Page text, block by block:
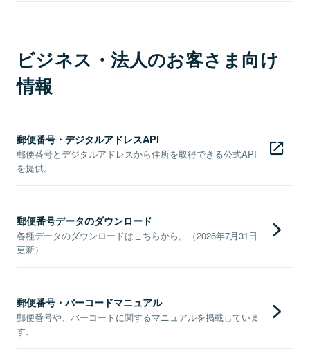
ビジネス・法人のお客さま向け
情報
郵便番号・デジタルアドレスAPI
郵便番号とデジタルアドレスから住所を取得できる公式API
を提供。
郵便番号データのダウンロード
各種データのダウンロードはこちらから。（2026年7月31日
更新）
郵便番号・バーコードマニュアル
郵便番号や、バーコードに関するマニュアルを掲載していま
す。